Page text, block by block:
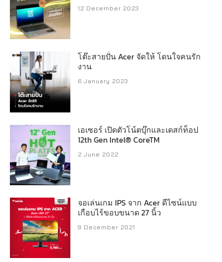
12 December 2023
โต๊ะสายปั่น Acer จัดให้ โดนใจคนรัก
งาน
6 January 2023
เอเซอร์ เปิดตัวโน้ตบุ๊กและเดสก์ท็อป
12th Gen Intel® CoreTM
2 June 2022
จอเล่นเกม IPS จาก Acer ดีไซน์แบบ
เกือบไร้ขอบขนาด 27 นิ้ว
9 December 2021